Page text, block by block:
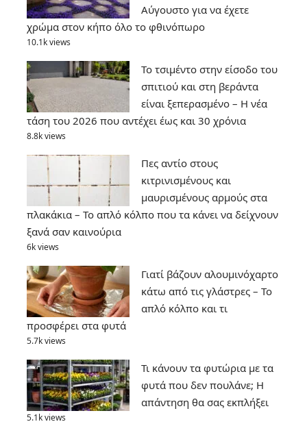
Αύγουστο για να έχετε
χρώμα στον κήπο όλο το φθινόπωρο
10.1k views
Το τσιμέντο στην είσοδο του
σπιτιού και στη βεράντα
είναι ξεπερασμένο – Η νέα
τάση του 2026 που αντέχει έως και 30 χρόνια
8.8k views
Πες αντίο στους
κιτρινισμένους και
μαυρισμένους αρμούς στα
πλακάκια – Το απλό κόλπο που τα κάνει να δείχνουν
ξανά σαν καινούρια
6k views
Γιατί βάζουν αλουμινόχαρτο
κάτω από τις γλάστρες – Το
απλό κόλπο και τι
προσφέρει στα φυτά
5.7k views
Τι κάνουν τα φυτώρια με τα
φυτά που δεν πουλάνε; Η
απάντηση θα σας εκπλήξει
5.1k views